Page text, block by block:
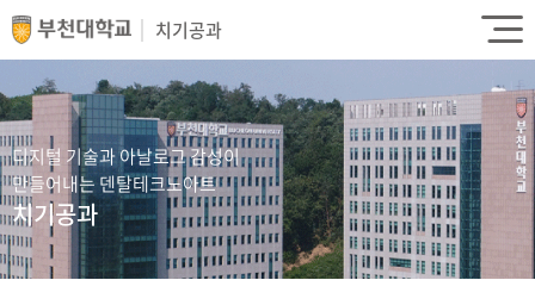
치기공과
디지털 기술과 아날로그 감성이
만들어내는 덴탈테크노아트
치기공과